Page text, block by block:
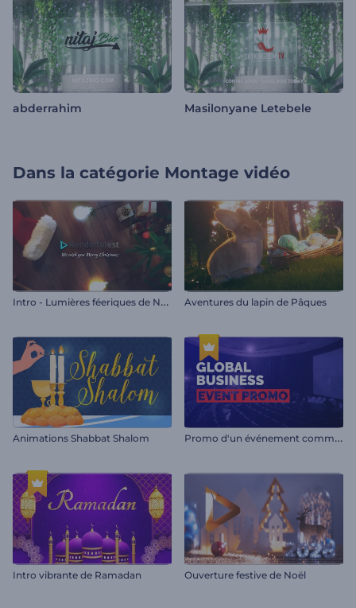
abderrahim Masilonyane Letebele
Dans la catégorie Montage vidéo
I
ntro - Lumières féeriques de Noël Aventures du lapin de Pâques
Animations Shabbat Shalom P
romo d'un événement commercial mondial
Intro vibrante de Ramadan Ouverture festive de Noël